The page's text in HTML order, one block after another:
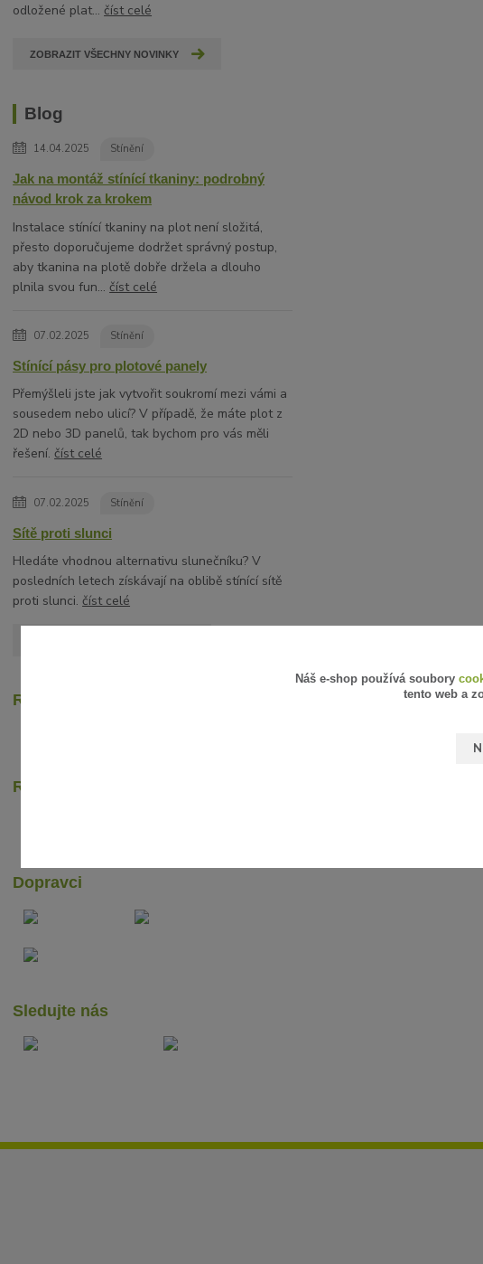
odložené plat...číst celé
ZOBRAZIT VŠECHNY NOVINKY
Blog
14.04.2025 Stínění
Jak na montáž stínící tkaniny: podrobný
návod krok za krokem
Instalace stínící tkaniny na plot není složitá,
přesto doporučujeme dodržet správný postup,
aby tkanina na plotě dobře držela a dlouho
plnila svou fun...číst celé
07.02.2025 Stínění
Stínící pásy pro plotové panely
Přemýšleli jste jak vytvořit soukromí mezi vámi a
sousedem nebo ulicí? V případě, že máte plot z
2D nebo 3D panelů, tak bychom pro vás měli
řešení.číst celé
07.02.2025 Stínění
Sítě proti slunci
Hledáte vhodnou alternativu slunečníku? V
posledních letech získávají na oblibě stínící sítě
proti slunci.číst celé
Recenze zákazníků
Rychlé online platby
Dopravci
Sledujte nás
Náš e-shop používá soubory
tento web a